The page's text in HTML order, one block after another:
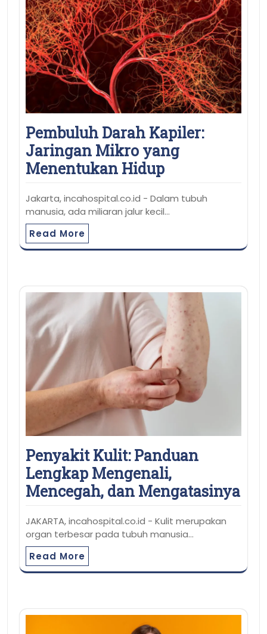
Pembuluh Darah Kapiler:
Jaringan Mikro yang
Menentukan Hidup
Jakarta, incahospital.co.id - Dalam tubuh
manusia, ada miliaran jalur kecil…
Read More
Penyakit Kulit: Panduan
Lengkap Mengenali,
Mencegah, dan Mengatasinya
JAKARTA, incahospital.co.id - Kulit merupakan
organ terbesar pada tubuh manusia…
Read More